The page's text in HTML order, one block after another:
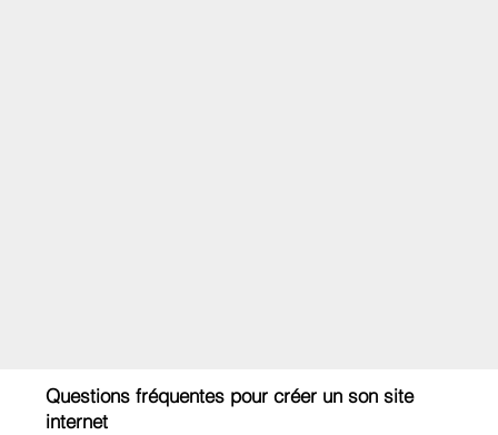
Questions fréquentes pour créer un son site
internet